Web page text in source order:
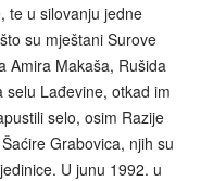
te u silovanju jedne
su mještani Surove
Amira Makaša, Rušida
selu Lađevine, otkad im
selo, osim Razije
Grabovica, njih su
U junu 1992. u